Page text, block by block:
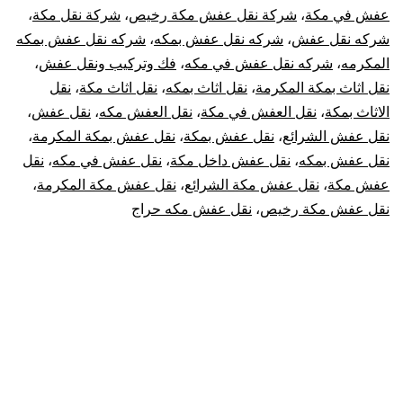
عفش في مكة، شركة نقل عفش مكة رخيص، شركة نقل مكة،
شركه نقل عفش، شركه نقل عفش بمكه، شركه نقل عفش بمكه
المكرمه، شركه نقل عفش في مكه، فك وتركيب ونقل عفش،
نقل اثاث بمكة المكرمة، نقل اثاث بمكه، نقل اثاث مكة، نقل
الاثاث بمكة، نقل العفش في مكة، نقل العفش مكه، نقل عفش،
نقل عفش الشرائع، نقل عفش بمكة، نقل عفش بمكة المكرمة،
نقل عفش بمكه، نقل عفش داخل مكة، نقل عفش في مكه، نقل
عفش مكة، نقل عفش مكة الشرائع، نقل عفش مكة المكرمة،
نقل عفش مكة رخيص، نقل عفش مكه حراج